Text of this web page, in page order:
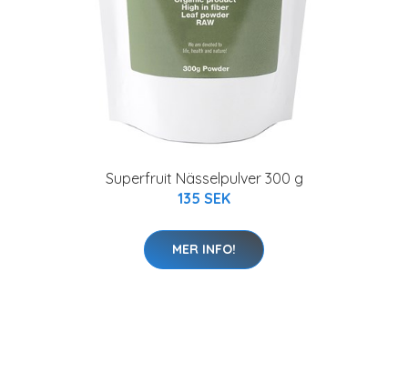
Superfruit Nässelpulver 300 g
135 SEK
MER INFO!